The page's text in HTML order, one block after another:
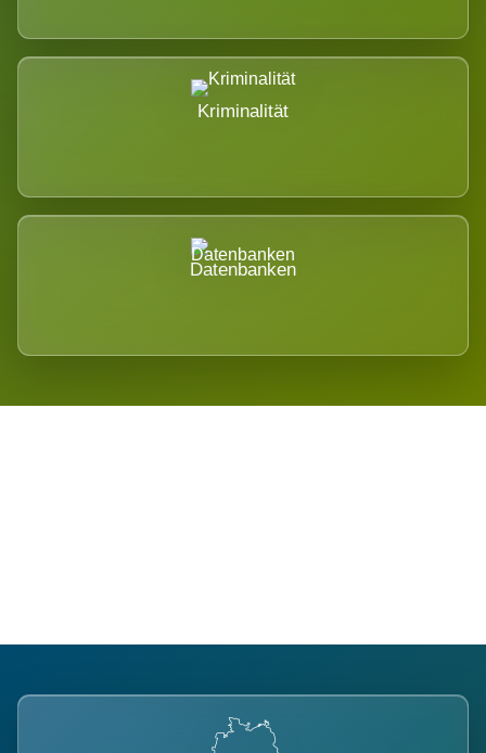
Kriminalität
Datenbanken